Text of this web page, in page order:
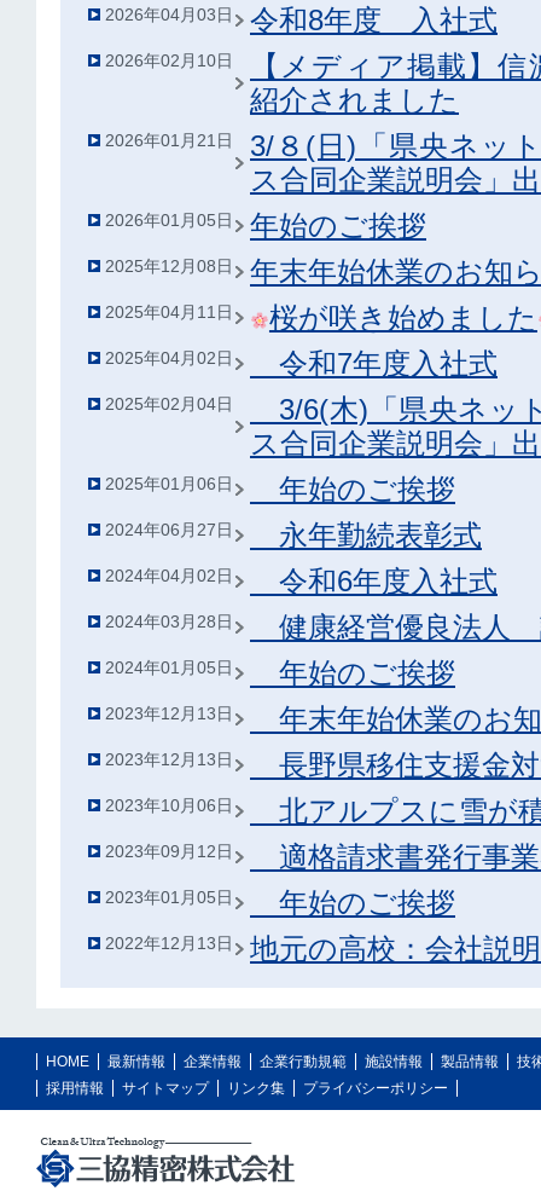
2026年04月03日 令和8年度 入社式
2026年02月10日
【メディア掲載】
紹介されました
2026年01月21日
3/８(日)「県央ネッ
ス合同企業説明会」
2026年01月05日 年始のご挨拶
2025年12月08日 年末年始休業のお知
2025年04月11日 桜が咲き始めました
2025年04月02日 令和7年度入社式
2025年02月04日
3/6(木)「県央ネッ
ス合同企業説明会」
2025年01月06日 年始のご挨拶
2024年06月27日 永年勤続表彰式
2024年04月02日 令和6年度入社式
2024年03月28日 健康経営優良法人
2024年01月05日 年始のご挨拶
2023年12月13日 年末年始休業のお
2023年12月13日 長野県移住支援金
2023年10月06日 北アルプスに雪が
2023年09月12日 適格請求書発行事
2023年01月05日 年始のご挨拶
2022年12月13日 地元の高校：会社説
HOME 最新情報 企業情報 企業行動規範 施設情報 製品情報
技
採用情報
サイトマップ リンク集 プライバシーポリシー